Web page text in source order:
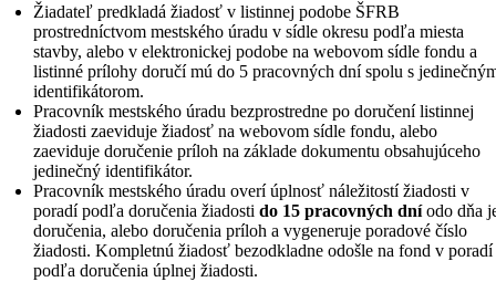
Žiadateľ predkladá žiadosť v listinnej podobe ŠFRB
prostredníctvom mestského úradu v sídle okresu podľa miesta
stavby, alebo v elektronickej podobe na webovom sídle fondu a
listinné prílohy doručí mú do 5 pracovných dní spolu s
identifikátorom.
Pracovník mestského úradu bezprostredne po doručení listinnej
žiadosti zaeviduje žiadosť na webovom sídle fondu, alebo
zaeviduje doručenie príloh na základe dokumentu obsahujúceho
jedinečný identifikátor.
Pracovník mestského úradu overí úplnosť náležitostí žiadosti v
poradí podľa doručenia žiadostido 15 pracovných dníodo dňa
doručenia, alebo doručenia príloh a vygeneruje poradové číslo
žiadosti. Kompletnú žiadosť bezodkladne odošle na fond v poradí
podľa doručenia úplnej žiadosti.